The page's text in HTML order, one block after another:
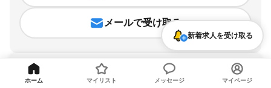
メールで受け取る
新着求人を受け取る
ホーム マイリスト メッセージ マイページ